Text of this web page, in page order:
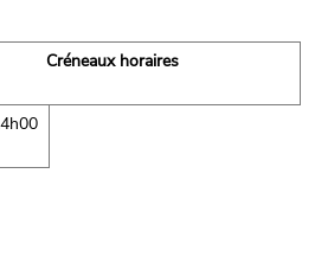
Créneaux horaires